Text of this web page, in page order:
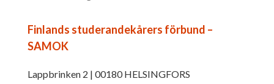
Finlands studerandekårers förbund –
SAMOK
Lappbrinken 2 | 00180 HELSINGFORS